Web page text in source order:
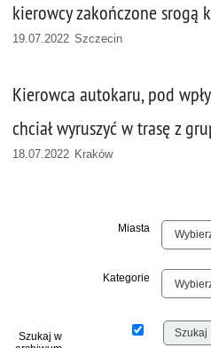
kierowcy zakończone srogą
19.07.2022 Szczecin
Kierowca autokaru, pod
chciał wyruszyć w trasę z
18.07.2022 Kraków
Miasta
Kategorie
Szukaj w